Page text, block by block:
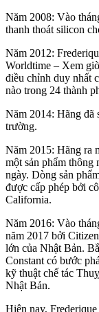
Năm 2008: Vào
thanh thoát silicon
Năm 2012:
Worldtime – Xem
điều chỉnh duy nhất
nào trong 24 thành
Năm 2014: Hãng đã
trường.
Năm 2015: Hãng ra
một sản phẩm thông
ngày. Dòng sản
được cấp phép bởi
California.
Năm 2016: Vào
năm 2017 bởi
lớn của Nhật Bản.
Constant có bước
kỹ thuật chế tác
Nhật Bản.
Hiện nay,